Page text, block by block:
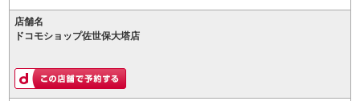
店舗名
ドコモショップ佐世保大塔店